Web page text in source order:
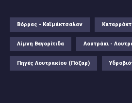
Βόρρας - Καϊμάκτσαλαν
Λίμνη Βεγορίτιδα Λουτράκι -
Πηγές Λουτρακίου (Πόζαρ)